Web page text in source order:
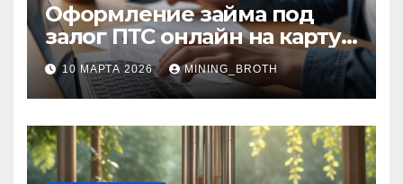
Оформление займа под
залог ПТС онлайн на карту
без визита в офис: порядок,
требования и документы
10 МАРТА 2026 MINING_BROTH